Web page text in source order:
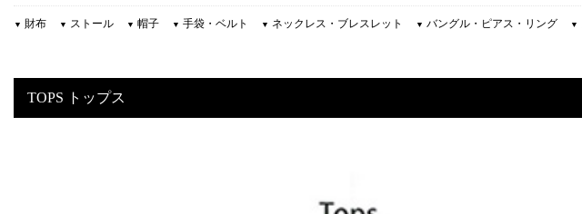
▼ 財布 ▼ ストール ▼ 帽子 ▼ 手袋・ベルト ▼ ネックレス・ブレスレット ▼ バングル・ピアス・リング ▼
TOPS トップス